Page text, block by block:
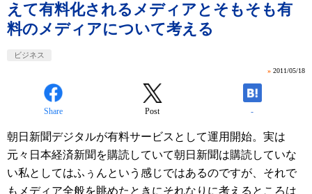
えて有料化されるメディアとそもそも有
料のメディアについて考える
ビジネス
» 2011/05/18
Share Post -
朝日新聞デジタルが有料サービスとして運用開始。実は
元々日本経済新聞を購読していて朝日新聞は購読していな
い私としてはふぅんという感じではあるのですが、それで
もメディア全般を眺めたときにそれなりに考えるところは